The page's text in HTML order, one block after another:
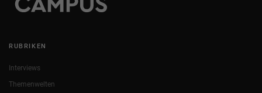
RUBRIKEN
Interviews
Themenwelten